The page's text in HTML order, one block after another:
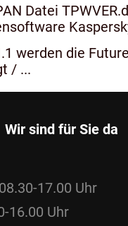
Datei
werden die
/ ...
Wir sind für Sie da
17.00 Uhr
16.00 Uhr